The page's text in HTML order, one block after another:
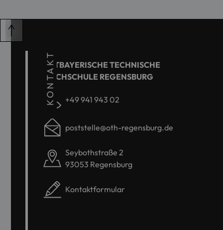
KONTAKT
OSTBAYERISCHE TECHNISCHE
HOCHSCHULE REGENSBURG
+49 941 943 02
poststelle@oth-regensburg.de
Seybothstraße 2
93053 Regensburg
Kontaktformular